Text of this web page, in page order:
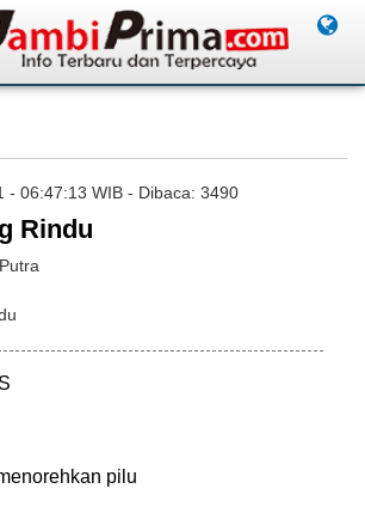
- 06:47:13 WIB - Dibaca: 3490
Rindu
pilu